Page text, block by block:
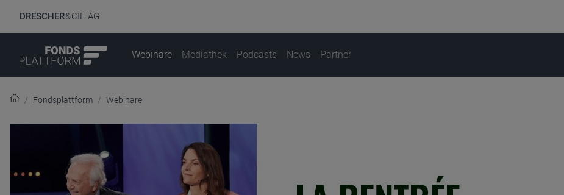
DRESCHER& CIE AG
Webinare Mediathek Podcasts News Partner
Fondsplattform Webinare